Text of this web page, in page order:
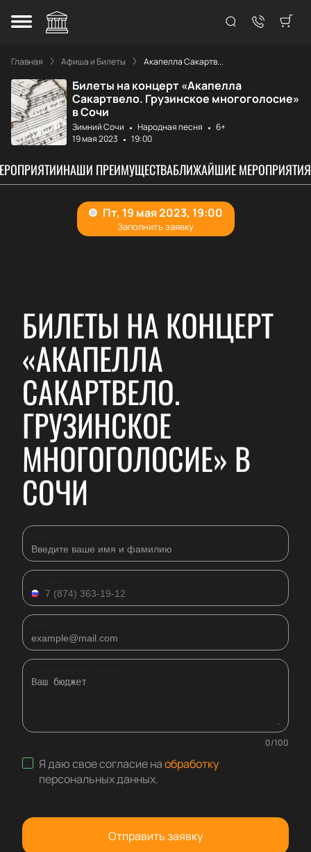
Главная Афиша и Билеты Акапелла Сакартв...
Билеты на концерт «Акапелла
Сакартвело. Грузинское многоголосие»
в Сочи
Зимний Сочи Народная песня
6+
19 мая 2023
19:00
НАШИ ПРЕИМУЩЕСТВАБЛИЖАЙШИЕ МЕРОПРИЯТИЯ
БИЛЕТЫ НА КОНЦЕРТ
«АКАПЕЛЛА
САКАРТВЕЛО.
ГРУЗИНСКОЕ
МНОГОГОЛОСИЕ» В
СОЧИ
0/100
Я даю свое согласие наобработку
персональных данных.
Отправить заявку